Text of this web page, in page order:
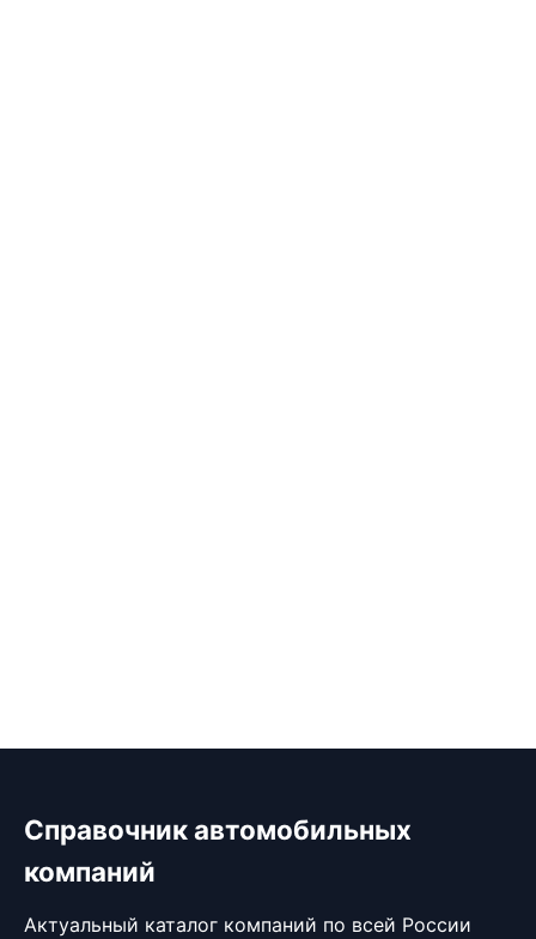
Справочник автомобильных
компаний
Актуальный каталог компаний по всей России